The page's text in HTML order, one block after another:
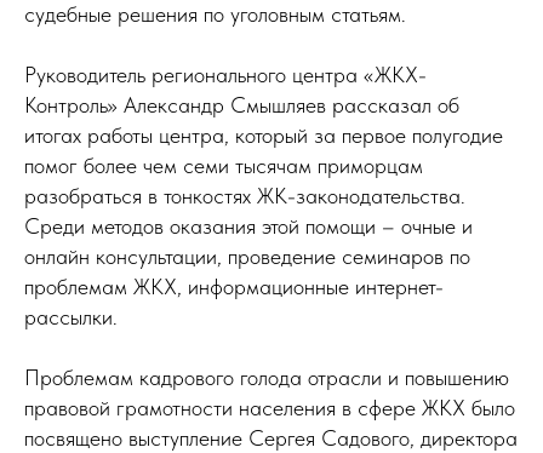
судебные решения по уголовным статьям.
Руководитель регионального центра «ЖКХ-
Контроль» Александр Смышляев рассказал об
итогах работы центра, который за первое полугодие
помог более чем семи тысячам приморцам
разобраться в тонкостях ЖК-законодательства.
Среди методов оказания этой помощи – очные и
онлайн консультации, проведение семинаров по
проблемам ЖКХ, информационные интернет-
рассылки.
Проблемам кадрового голода отрасли и повышению
правовой грамотности населения в сфере ЖКХ было
посвящено выступление Сергея Садового, директора